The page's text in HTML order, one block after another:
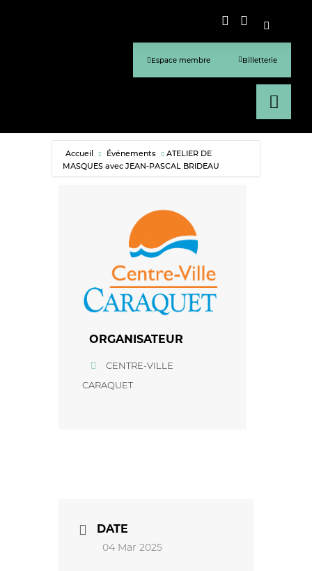
Espace membre Billetterie
Accueil Événements
ATELIER DE
MASQUES avec JEAN-PASCAL BRIDEAU
ORGANISATEUR
CENTRE-VILLE
CARAQUET
DATE
04 Mar 2025